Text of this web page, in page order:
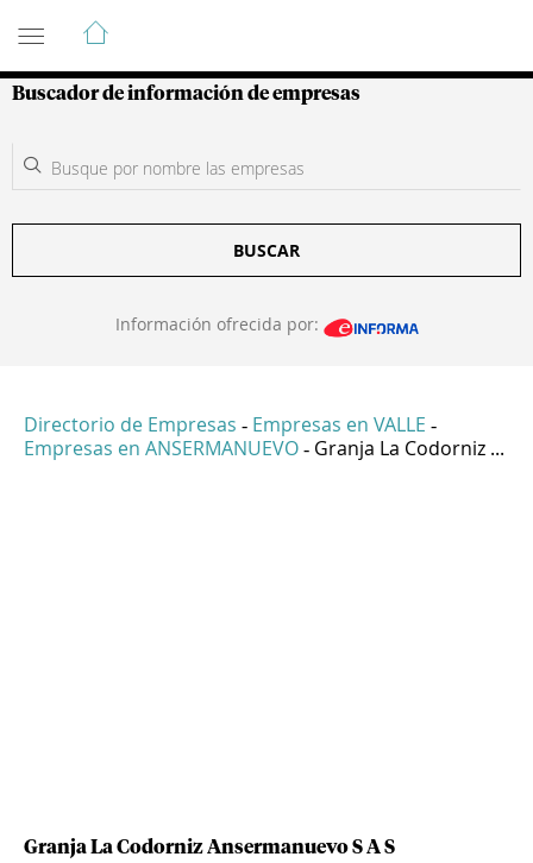
Guía de Empresas Colombianas
Buscador de información de empresas
BUSCAR
Información ofrecida por:
Directorio de Empresas - Empresas en VALLE -
Empresas en ANSERMANUEVO - Granja La Codorniz ...
Granja La Codorniz Ansermanuevo S A S